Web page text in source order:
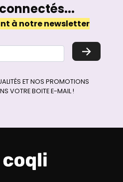
à notre newsletter
→
ET NOS PROMOTIONS
VOTRE BOITE E-MAIL !